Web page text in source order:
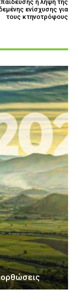
η λήψη της
ενίσχυσης για
τους κτηνοτρόφους